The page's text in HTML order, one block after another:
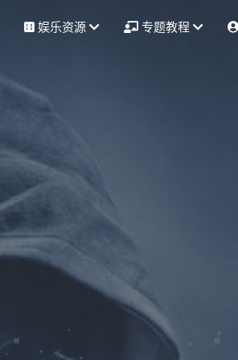
娱乐资源 专题教程